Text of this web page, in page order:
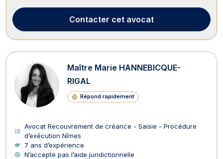
Contacter cet avocat
Maître Marie HANNEBICQUE-
RIGAL
Répond rapidement
Avocat Recouvrement de créance - Saisie - Procédure
d’exécution Nîmes
7 ans d’expérience
N’accepte pas l’aide juridictionnelle